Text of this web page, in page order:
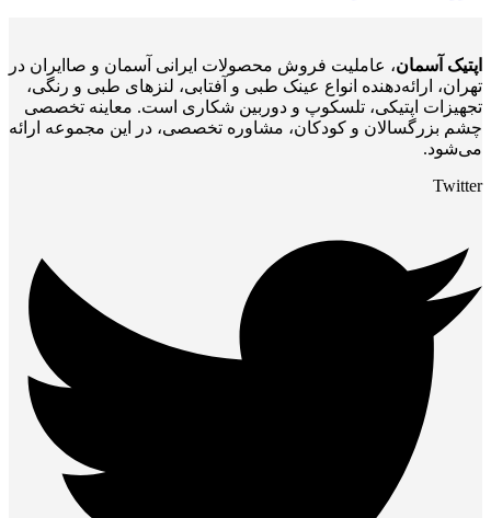
اپتیک آسمان، عاملیت فروش محصولات ایرانی آسمان و صاایران در
تهران، ارائه‌دهنده انواع عینک طبی و آفتابی، لنزهای طبی و رنگی،
تجهیزات اپتیکی، تلسکوپ و دوربین شکاری است. معاینه تخصصی
چشم بزرگسالان و کودکان، مشاوره تخصصی، در این مجموعه ارائه
می‌شود.
Twitter